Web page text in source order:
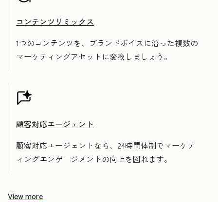
コンテンツリミックス
1つのコンテンツを、ブランドボイスに沿った複数の
マーケティングアセットに変換しましょう。
顧客対応エージェント
顧客対応エージェントなら、24時間体制でマーケテ
ィングエンゲージメントの向上を図れます。
View more